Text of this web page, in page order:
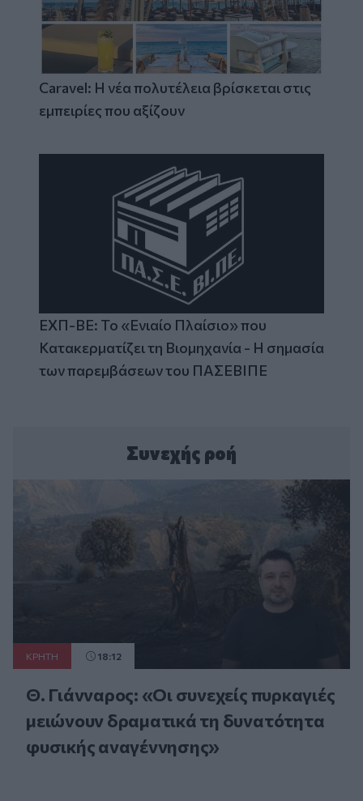
Caravel: Η νέα πολυτέλεια βρίσκεται στις
εμπειρίες που αξίζουν
ΕΧΠ-ΒΕ: Το «Ενιαίο Πλαίσιο» που
Κατακερματίζει τη Βιομηχανία - Η σημασία
των παρεμβάσεων του ΠΑΣΕΒΙΠΕ
Συνεχής ροή
ΚΡΗΤΗ 18:12
Θ. Γιάνναρος: «Οι συνεχείς πυρκαγιές
μειώνουν δραματικά τη δυνατότητα
φυσικής αναγέννησης»